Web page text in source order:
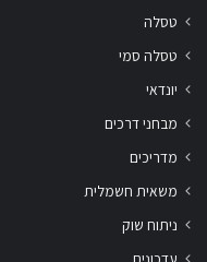
טסלה
טסלה סמי
יונדאי
מבחני דרכים
מדריכים
משאית חשמלית
ניתוח שוק